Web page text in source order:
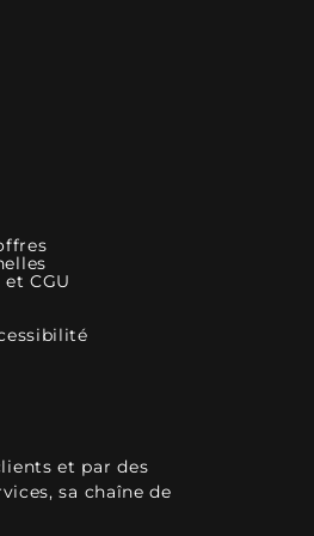
CGU
et par des
sa chaîne de